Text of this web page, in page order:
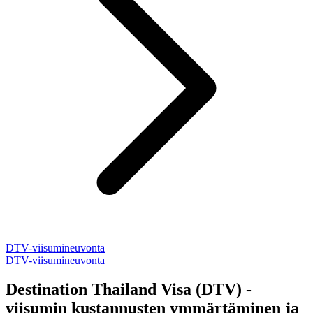
DTV-viisumineuvonta
DTV-viisumineuvonta
Destination Thailand Visa (DTV) -
viisumin kustannusten ymmärtäminen ja